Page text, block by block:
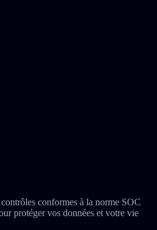
conformes à la norme SOC
protéger vos données et votre vie